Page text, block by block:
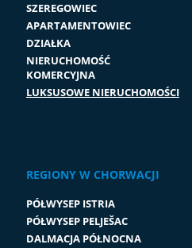
SZEREGOWIEC
APARTAMENTOWIEC
DZIAŁKA
NIERUCHOMOŚĆ
KOMERCYJNA
LUKSUSOWE NIERUCHOMOŚCI
REGIONY W CHORWACJI
PÓŁWYSEP ISTRIA
PÓŁWYSEP PELJEŠAC
DALMACJA PÓŁNOCNA